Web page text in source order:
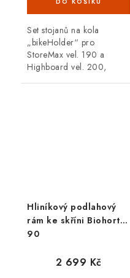
Set stojanů na kola
„bikeHolder“ pro
StoreMax vel. 190 a
Highboard vel. 200,
Hliníkový podlahový
rám ke skříni Biohort
90
2 699 Kč